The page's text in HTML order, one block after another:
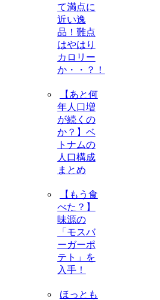
て満点に
近い逸
品！難点
はやはり
カロリー
か・・？！
【あと何
年人口増
が続くの
か？】ベ
トナムの
人口構成
まとめ
【もう食
べた？】
味源の
「モスバ
ーガーポ
テト」を
入手！
ほっとも